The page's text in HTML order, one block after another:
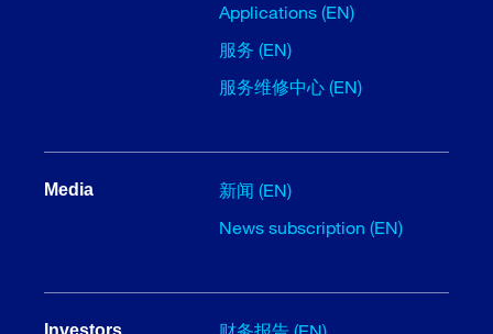
Applications (EN)
服务 (EN)
服务维修中心 (EN)
Media
新闻 (EN)
News subscription (EN)